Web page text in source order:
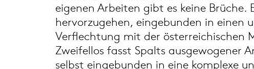
eigenen Arbeiten gibt es keine
hervorzugehen, eingebunden in
Verflechtung mit der österreichischen
Zweifellos fasst Spalts ausgewogener
selbst eingebunden in eine komplexe